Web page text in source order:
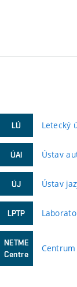
LÚ Letecký
ÚAI Ústav
ÚJ Ústav
LPTP
NETME
Centre